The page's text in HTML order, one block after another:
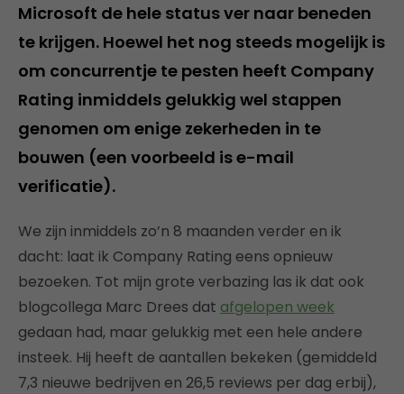
Microsoft de hele status ver naar beneden
te krijgen. Hoewel het nog steeds mogelijk is
om concurrentje te pesten heeft Company
Rating inmiddels gelukkig wel stappen
genomen om enige zekerheden in te
bouwen (een voorbeeld is e-mail
verificatie).
We zijn inmiddels zo’n 8 maanden verder en ik
dacht: laat ik Company Rating eens opnieuw
bezoeken. Tot mijn grote verbazing las ik dat ook
blogcollega Marc Drees dat afgelopen week
gedaan had, maar gelukkig met een hele andere
insteek. Hij heeft de aantallen bekeken (gemiddeld
7,3 nieuwe bedrijven en 26,5 reviews per dag erbij),